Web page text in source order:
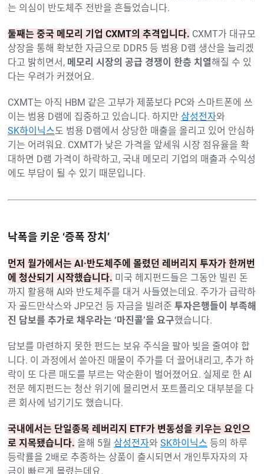
는 의심이 반도체주 전반을 흔들었습니다.
둘째는 중국 메모리 기업 CXMT의 추격입니다. CXMT가 대규모
상장을 통해 확보한 자금으로 DDR5 등 범용 D램 생산을 늘리겠
다고 밝히면서, 메모리 시장의 공급 경쟁이 한층 치열해질 수 있
다는 우려가 커졌어요.
CXMT는 아직 HBM 같은 고부가 제품보다 PC와 스마트폰에 쓰
이는 범용 D램에 집중하고 있습니다. 하지만 삼성전자와
SK하이닉스 도 범용 D램에서 상당한 매출을 올리고 있어 안심하
기는 어려워요. CXMT가 낮은 가격을 앞세워 시장 점유율을 확
대하면 D램 가격이 하락하고, 국내 메모리 기업의 매출과 수익성
에도 부담이 될 수 있기 때문입니다.
낙폭을 키운 ‘증폭 장치’
먼저 월가에서는 AI·반도체주에 몰렸던 레버리지 투자가 한꺼번
에 청산되기 시작했습니다. 미국 헤지펀드들은 그동안 빌린 돈
까지 활용해 AI와 반도체주를 대거 사들였는데요. 주가가 급락하
자 골드만삭스와 JP모건 등 자금을 빌려준 투자은행들이 부족해
진 담보를 추가로 채우라는 ‘마진콜’을 요구했습니다.
담보를 마련하지 못한 펀드는 보유 주식을 팔아 빚을 줄여야 합
니다. 이 과정에서 쏟아진 매물이 주가를 더 끌어내리고, 추가 하
락이 또 다른 매도를 부르는 악순환이 벌어졌어요. 실제로 한 AI
전문 헤지펀드는 청산 위기에 몰리면서 포트폴리오 대부분을 다
른 회사에 넘기기도 했습니다.
국내에서는 단일종목 레버리지 ETF가 변동성을 키우는 요인으
로 지목됐습니다. 올해 5월 삼성전자와 SK하이닉스 등의 하루
등락률을 2배로 추종하는 상품이 출시되면서 개인투자자의 자
금이 빠르게 몰렸는데요.